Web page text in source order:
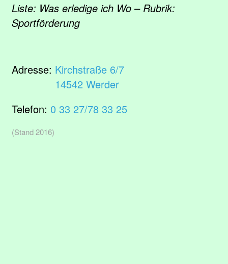
Liste: Was erledige ich Wo – Rubrik:
Sportförderung
Adresse: Kirchstraße 6/7
14542 Werder
Telefon: 0 33 27/78 33 25
(Stand 2016)